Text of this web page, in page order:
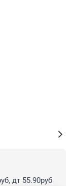
дт 55.90руб